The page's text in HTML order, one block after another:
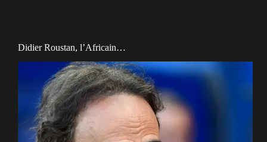
Didier Roustan, l’Africain…